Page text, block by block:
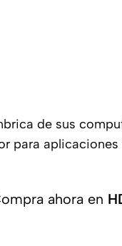
de sus
para
ahora en